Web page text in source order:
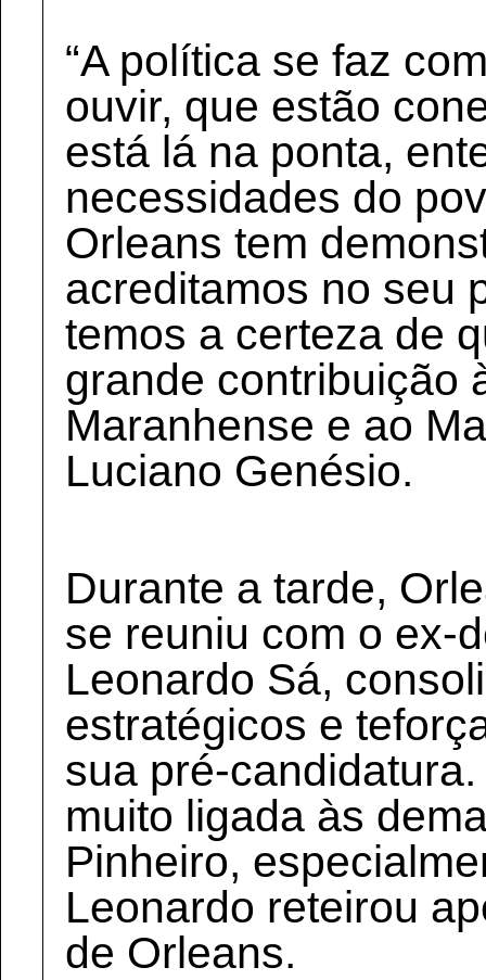
“A política se faz
ouvir, que estão
está lá na ponta,
necessidades do
Orleans tem
acreditamos no seu
temos a certeza de
grande contribuição
Maranhense e ao
Luciano Genésio.
Durante a tarde,
se reuniu com o ex-
Leonardo Sá,
estratégicos e
sua pré-
muito ligada às
Pinheiro,
Leonardo reteirou
de Orleans.